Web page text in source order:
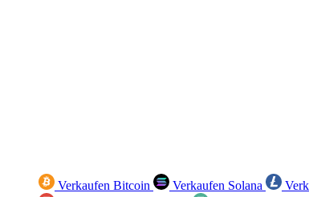
Verkaufen Bitcoin Verkaufen Solana